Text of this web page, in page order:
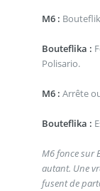
M6 :
Bouteflika :
Polisario.
M6 : Arrête
Bouteflika :
M6 fonce sur
autant. Une
fusent de